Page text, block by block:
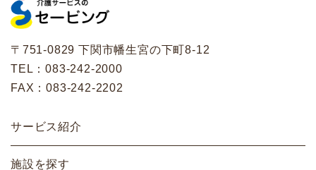
〒751-0829 下関市幡生宮の下町8-12
TEL：083-242-2000
FAX：083-242-2202
サービス紹介
施設を探す